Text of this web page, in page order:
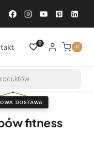
0
0
DOSTAWA
fitness